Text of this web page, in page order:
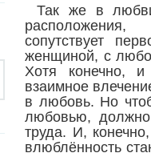
Так же в
сопутствует
женщиной, с
Хотя конечно, и
взаимное
в любовь. Но
любовью,
труда. И,
влюблённость